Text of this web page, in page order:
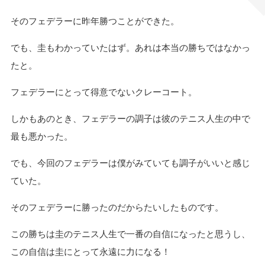
そのフェデラーに昨年勝つことができた。
でも、圭もわかっていたはず。あれは本当の勝ちではなかっ
たと。
フェデラーにとって得意でないクレーコート。
しかもあのとき、フェデラーの調子は彼のテニス人生の中で
最も悪かった。
でも、今回のフェデラーは僕がみていても調子がいいと感じ
ていた。
そのフェデラーに勝ったのだからたいしたものです。
この勝ちは圭のテニス人生で一番の自信になったと思うし、
この自信は圭にとって永遠に力になる！